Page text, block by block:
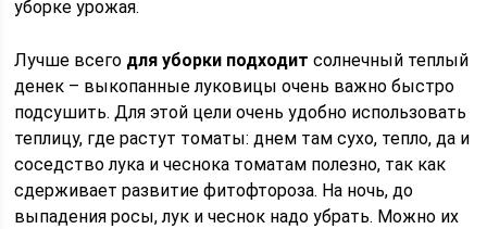
уборке урожая.
Лучше всего для уборки подходит солнечный теплый
денек – выкопанные луковицы очень важно быстро
подсушить. Для этой цели очень удобно использовать
теплицу, где растут томаты: днем там сухо, тепло, да и
соседство лука и чеснока томатам полезно, так как
сдерживает развитие фитофтороза. На ночь, до
выпадения росы, лук и чеснок надо убрать. Можно их